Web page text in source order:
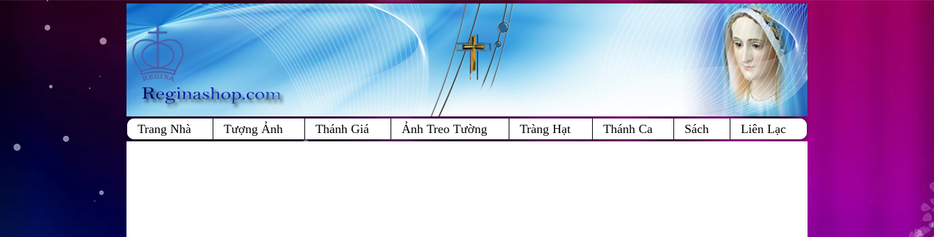
Cart:
Trang Nhà Tượng Ảnh Thánh Giá Ảnh Treo Tường Tràng Hạt Thánh Ca Sách Liên Lạc